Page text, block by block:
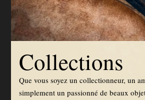
Collections
Que vous soyez un collectionneur, un
simplement un passionné de beaux